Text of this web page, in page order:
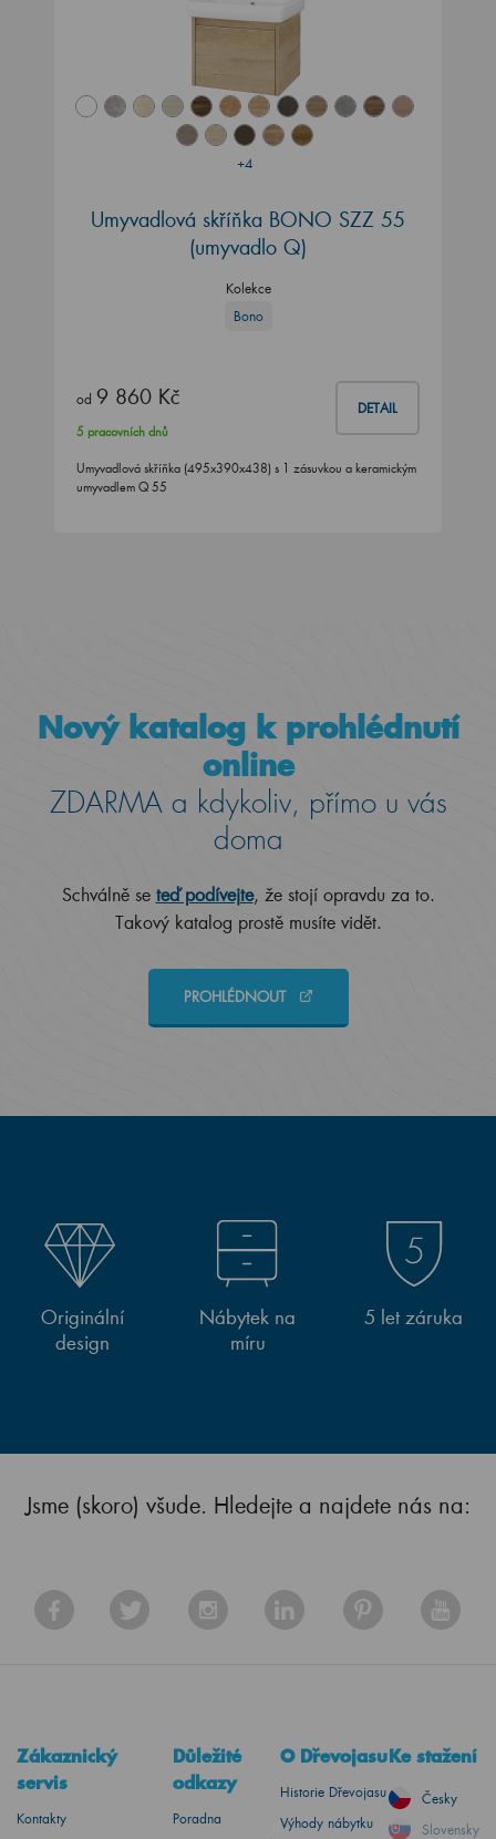
+4
Umyvadlová skříňka BONO SZZ 55
(umyvadlo Q)
Kolekce
Bono
od 9 860 Kč DETAIL
5 pracovních dnů
Umyvadlová skříňka (495x390x438) s 1 zásuvkou a keramickým
umyvadlem Q 55
Nový katalog k prohlédnutí
online
ZDARMA a kdykoliv, přímo u vás
doma
Schválně se teď podívejte, že stojí opravdu za to.
Takový katalog prostě musíte vidět.
PROHLÉDNOUT
Originální
design
Nábytek na
míru
5 let záruka
Jsme (skoro) všude. Hledejte a najdete nás na:
Zákaznický
servis
Kontakty
Důležité
odkazy
Poradna
O Dřevojasu
Historie Dřevojasu
Výhody nábytku
Ke stažení
Česky
Slovensky